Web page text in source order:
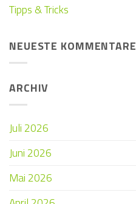
Tipps & Tricks
NEUESTE KOMMENTARE
ARCHIV
Juli 2026
Juni 2026
Mai 2026